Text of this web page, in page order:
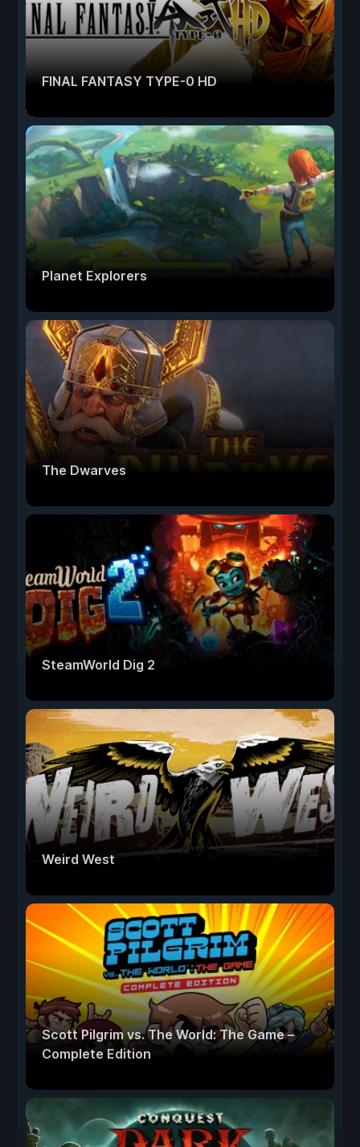
FINAL FANTASY TYPE-0 HD
Planet Explorers
The Dwarves
SteamWorld Dig 2
Weird West
Scott Pilgrim vs. The World: The Game –
Complete Edition